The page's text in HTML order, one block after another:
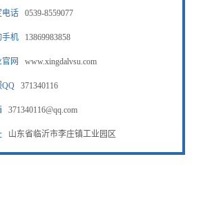
电话 0539-8559077
手机 13869983858
网 www.xingdalvsu.com
QQ 371340116
371340116@qq.com
山东省临沂市李庄镇工业园区